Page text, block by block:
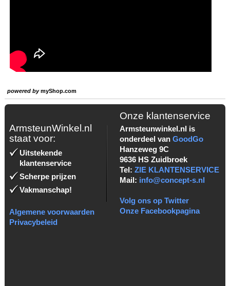
powered bymyShop.com
ArmsteunWinkel.nl
staat voor:
Uitstekende
klantenservice
Scherpe prijzen
Vakmanschap!
Algemene voorwaarden
Privacybeleid
Onze klantenservice
Armsteunwinkel.nl is
onderdeel van GoodGo
Hanzeweg 9C
9636 HS Zuidbroek
Tel: ZIE KLANTENSERVICE
Mail: info@concept-s.nl
Volg ons op Twitter
Onze Facebookpagina